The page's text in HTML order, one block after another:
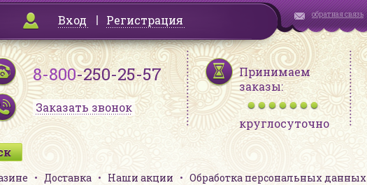
Вход Регистрация обратная связь
8-800-250-25-57
Заказать звонок
Принимаем
заказы:
круглосуточно
Доставка Наши акции Обработка персональных данных